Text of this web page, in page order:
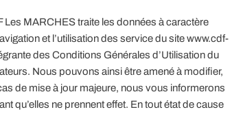
MARCHES traite les données à caractère
et l’utilisation des service du site www.cdf-
des Conditions Générales d’Utilisation du
Nous pouvons ainsi être amené à modifier,
de mise à jour majeure, nous vous informerons
qu’elles ne prennent effet. En tout état de cause